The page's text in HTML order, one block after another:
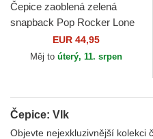
Čepice zaoblená zelená
snapback Pop Rocker Lone
Wolf The Farm Goorin Bros.
EUR 44,95
Měj to úterý, 11. srpen
Čepice: Vlk
Objevte nejexkluzivnější kolekci